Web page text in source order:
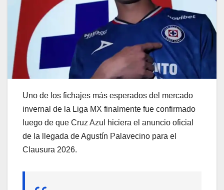
Uno de los fichajes más esperados del mercado
invernal de la Liga MX finalmente fue confirmado
luego de que Cruz Azul hiciera el anuncio oficial
de la llegada de Agustín Palavecino para el
Clausura 2026.